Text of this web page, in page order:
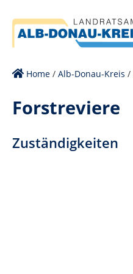
Home /Alb-Donau-Kreis/
Forstreviere
Zuständigkeiten